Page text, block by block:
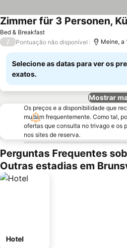
Bed & Breakfast
Zimmer für 3 Personen,
/ Pontuação não disponível Meine, a
Selecione as datas para ver os
exatos.
Mostrar
Os preços e a disponibilidade que
mudam frequentemente. Como tal,
ofertas que consulta no trivago e os
nos sites de reserva.
Perguntas Frequentes
Outras estadias em
Hotel